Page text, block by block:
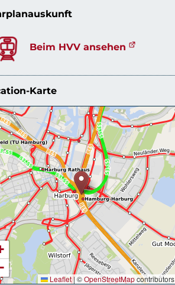
Beim HVV ansehen
Karte
Leaflet| ©OpenStreetMapcontributors